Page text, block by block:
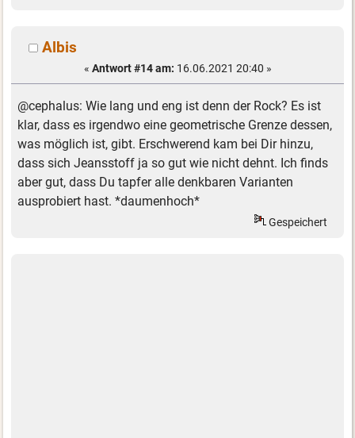
Albis
« Antwort #14 am: 16.06.2021 20:40 »
@cephalus: Wie lang und eng ist denn der Rock? Es ist
klar, dass es irgendwo eine geometrische Grenze dessen,
was möglich ist, gibt. Erschwerend kam bei Dir hinzu,
dass sich Jeansstoff ja so gut wie nicht dehnt. Ich finds
aber gut, dass Du tapfer alle denkbaren Varianten
ausprobiert hast. *daumenhoch*
Gespeichert